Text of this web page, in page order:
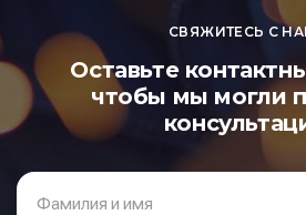
СВЯЖИТЕСЬ С
Оставьте
чтобы мы могли
Фамилия и имя